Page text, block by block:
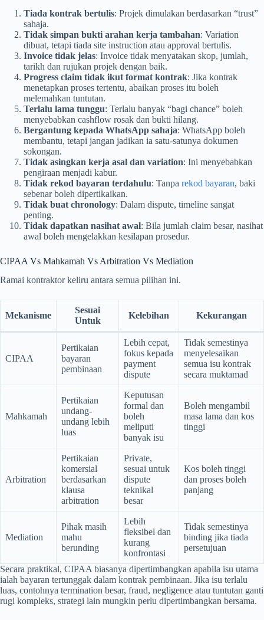
Tiada kontrak bertulis: Projek dimulakan berdasarkan “trust”
sahaja.
Tidak simpan bukti arahan kerja tambahan: Variation
dibuat, tetapi tiada site instruction atau approval bertulis.
Invoice tidak jelas: Invoice tidak menyatakan skop, jumlah,
tarikh dan rujukan projek dengan baik.
Progress claim tidak ikut format kontrak: Jika kontrak
menetapkan proses tertentu, abaikan proses itu boleh
melemahkan tuntutan.
Terlalu lama tunggu: Terlalu banyak “bagi chance” boleh
menyebabkan cashflow rosak dan bukti hilang.
Bergantung kepada WhatsApp sahaja: WhatsApp boleh
membantu, tetapi jangan jadikan ia satu-satunya dokumen
sokongan.
Tidak asingkan kerja asal dan variation: Ini menyebabkan
pengiraan menjadi kabur.
Tidak rekod bayaran terdahulu: Tanpa rekod bayaran, baki
sebenar boleh dipertikaikan.
Tidak buat chronology: Dalam dispute, timeline sangat
penting.
Tidak dapatkan nasihat awal: Bila jumlah claim besar, nasihat
awal boleh mengelakkan kesilapan prosedur.
CIPAA Vs Mahkamah Vs Arbitration Vs Mediation
Ramai kontraktor keliru antara semua pilihan ini.
Mekanisme
Sesuai
Untuk
Kelebihan Kekurangan
CIPAA
Pertikaian
bayaran
pembinaan
Lebih cepat,
fokus kepada
payment
dispute
Tidak semestinya
menyelesaikan
semua isu kontrak
secara muktamad
Mahkamah
Pertikaian
undang-
undang lebih
luas
Keputusan
formal dan
boleh
meliputi
banyak isu
Boleh mengambil
masa lama dan kos
tinggi
Arbitration
Pertikaian
komersial
berdasarkan
klausa
arbitration
Private,
sesuai untuk
dispute
teknikal
besar
Kos boleh tinggi
dan proses boleh
panjang
Mediation
Pihak masih
mahu
berunding
Lebih
fleksibel dan
kurang
konfrontasi
Tidak semestinya
binding jika tiada
persetujuan
Secara praktikal, CIPAA biasanya dipertimbangkan apabila isu utama
ialah bayaran tertunggak dalam kontrak pembinaan. Jika isu terlalu
luas, contohnya termination besar, fraud, negligence atau tuntutan ganti
rugi kompleks, strategi lain mungkin perlu dipertimbangkan bersama.